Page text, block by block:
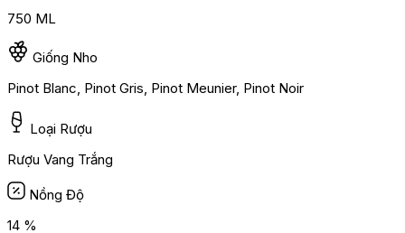
750 ML
Giống Nho
Pinot Blanc, Pinot Gris, Pinot Meunier, Pinot Noir
Loại Rượu
Rượu Vang Trắng
Nồng Độ
14 %